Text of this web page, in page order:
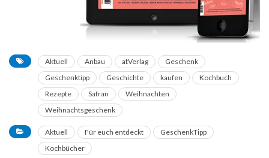
Aktuell Anbau atVerlag
Geschenk
Geschenktipp
Geschichte kaufen
Kochbuch
Rezepte
Safran
Weihnachten
Weihnachtsgeschenk
Aktuell Für euch entdeckt
GeschenkTipp
Kochbücher